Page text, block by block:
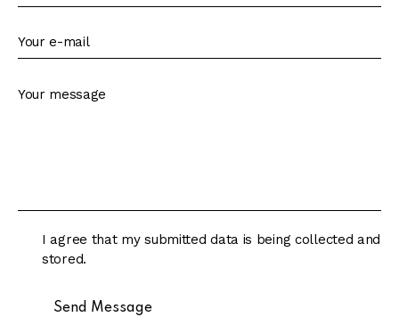
I agree that my submitted data is being collected and
stored.
Send Message